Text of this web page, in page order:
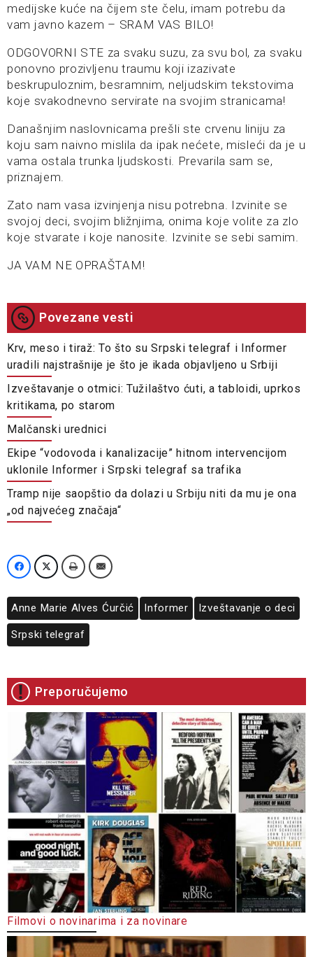
medijske kuće na čijem ste čelu, imam potrebu da
vam javno kazem – SRAM VAS BILO!
ODGOVORNI STE za svaku suzu, za svu bol, za svaku
ponovno prozivljenu traumu koji izazivate
beskrupuloznim, besramnim, neljudskim tekstovima
koje svakodnevno servirate na svojim stranicama!
Današnjim naslovnicama prešli ste crvenu liniju za
koju sam naivno mislila da ipak nećete, misleći da je u
vama ostala trunka ljudskosti. Prevarila sam se,
priznajem.
Zato nam vasa izvinjenja nisu potrebna. Izvinite se
svojoj deci, svojim bližnjima, onima koje volite za zlo
koje stvarate i koje nanosite. Izvinite se sebi samim.
JA VAM NE OPRAŠTAM!
Povezane vesti
Krv, meso i tiraž: To što su Srpski telegraf i Informer
uradili najstrašnije je što je ikada objavljeno u Srbiji
Izveštavanje o otmici: Tužilaštvo ćuti, a tabloidi, uprkos
kritikama, po starom
Malčanski urednici
Ekipe “vodovoda i kanalizacije” hitnom intervencijom
uklonile Informer i Srpski telegraf sa trafika
Tramp nije saopštio da dolazi u Srbiju niti da mu je ona
„od najvećeg značaja“
Anne Marie Alves Ćurčić Informer Izveštavanje o deci
Srpski telegraf
Preporučujemo
Filmovi o novinarima i za novinare